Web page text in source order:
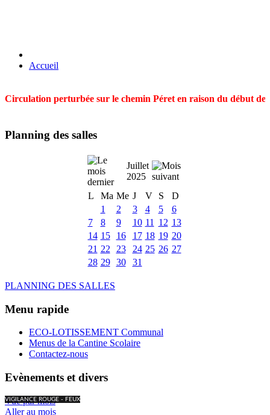
Accueil
Circulation perturbée sur le chemin Péret en raison du début
Planning des salles
Juillet
2025
L
Ma Me J V S
D
1
2 3 4 5
6
7
8 9 10 11 12 13
14 15 16 17 18 19 20
21 22 23 24 25 26 27
28 29 30 31
PLANNING DES SALLES
Menu rapide
ECO-LOTISSEMENT Communal
Menus de la Cantine Scolaire
Contactez-nous
Evènements et divers
VIGILANCE ROUGE - FEUX
Vue par mois
Aller au mois